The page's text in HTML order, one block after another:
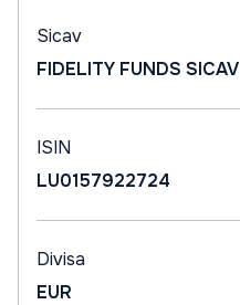
Sicav
FIDELITY FUNDS SICAV
ISIN
LU0157922724
Divisa
EUR